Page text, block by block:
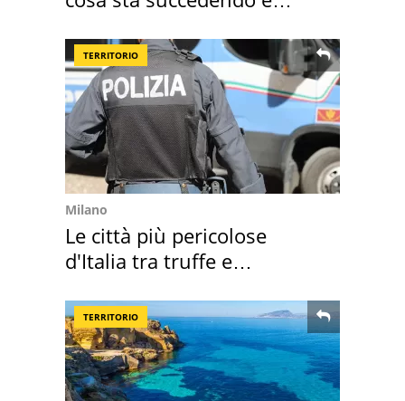
TERRITORIO
Milano
Le città più pericolose
d'Italia tra truffe e
TERRITORIO